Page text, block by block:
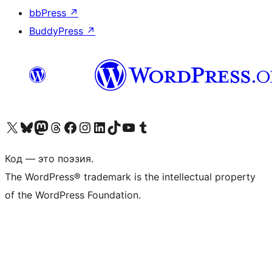
bbPress ↗
BuddyPress ↗
Посетите нас в X (ранее Twitter)
Посетите нашу учётную запись в Bluesky
Посетите нашу ленту в Mastodon
Посетите нашу учётную запись в Threads
Посетите нашу страницу на Facebook
Посетите наш Instagram
Посетите нашу страницу в LinkedIn
Посетите нашу учётную запись в TikTok
Посетите наш канал YouTube
Посетите нашу учётную запись в Tumblr
Код — это поэзия.
The WordPress® trademark is the intellectual property
of the WordPress Foundation.